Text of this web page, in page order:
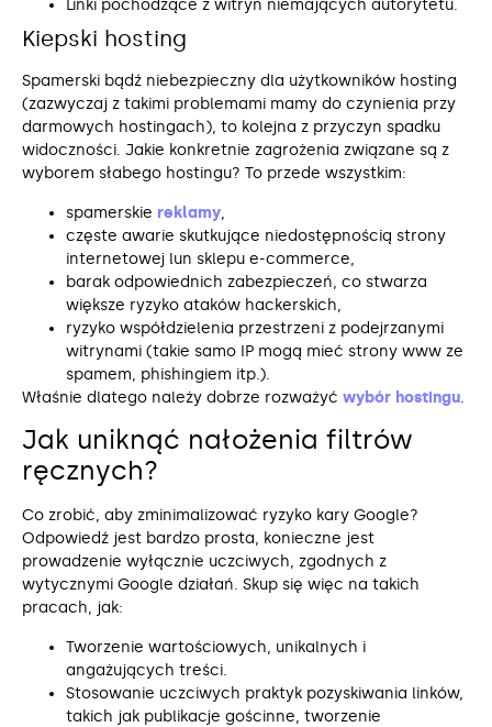
Linki pochodzące z witryn niemających autorytetu.
Kiepski hosting
Spamerski bądź niebezpieczny dla użytkowników hosting
(zazwyczaj z takimi problemami mamy do czynienia przy
darmowych hostingach), to kolejna z przyczyn spadku
widoczności. Jakie konkretnie zagrożenia związane są z
wyborem słabego hostingu? To przede wszystkim:
spamerskie reklamy,
częste awarie skutkujące niedostępnością strony
internetowej lun sklepu e-commerce,
barak odpowiednich zabezpieczeń, co stwarza
większe ryzyko ataków hackerskich,
ryzyko współdzielenia przestrzeni z podejrzanymi
witrynami (takie samo IP mogą mieć strony www ze
spamem, phishingiem itp.).
Właśnie dlatego należy dobrze rozważyć wybór hostingu.
Jak uniknąć nałożenia filtrów
ręcznych?
Co zrobić, aby zminimalizować ryzyko kary Google?
Odpowiedź jest bardzo prosta, konieczne jest
prowadzenie wyłącznie uczciwych, zgodnych z
wytycznymi Google działań. Skup się więc na takich
pracach, jak:
Tworzenie wartościowych, unikalnych i
angażujących treści.
Stosowanie uczciwych praktyk pozyskiwania linków,
takich jak publikacje gościnne, tworzenie